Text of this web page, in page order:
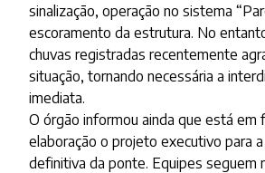
sinalização, operação no sistema
escoramento da estrutura. No
chuvas registradas recentemente
situação, tornando necessária a
imediata.
O órgão informou ainda que está em
elaboração o projeto executivo para
definitiva da ponte. Equipes seguem